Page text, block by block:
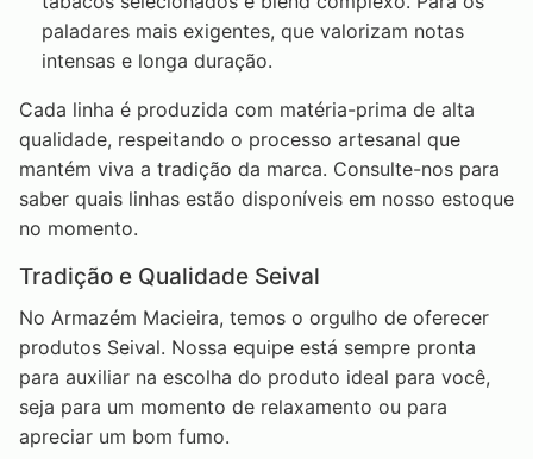
paladares mais exigentes, que valorizam notas
intensas e longa duração.
Cada linha é produzida com matéria-prima de alta
qualidade, respeitando o processo artesanal que
mantém viva a tradição da marca. Consulte-nos para
saber quais linhas estão disponíveis em nosso estoque
no momento.
Tradição e Qualidade Seival
No Armazém Macieira, temos o orgulho de oferecer
produtos Seival. Nossa equipe está sempre pronta
para auxiliar na escolha do produto ideal para você,
seja para um momento de relaxamento ou para
apreciar um bom fumo.